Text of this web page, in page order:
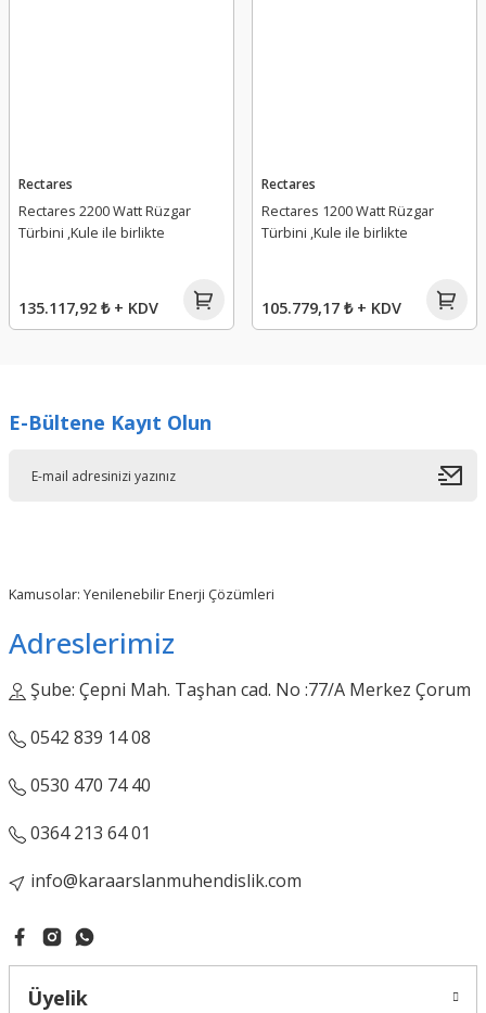
Rectares
Rectares 2200 Watt Rüzgar
Türbini ,Kule ile birlikte
135.117,92 ₺ + KDV
Rectares
Rectares 1200 Watt Rüzgar
Türbini ,Kule ile birlikte
105.779,17 ₺ + KDV
E-Bültene Kayıt Olun
Kamusolar: Yenilenebilir Enerji Çözümleri
Adreslerimiz
Şube: Çepni Mah. Taşhan cad. No :77/A Merkez Çorum
0542 839 14 08
0530 470 74 40
0364 213 64 01
info@karaarslanmuhendislik.com
Üyelik